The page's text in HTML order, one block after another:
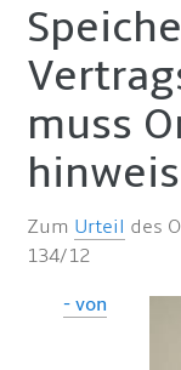
muss
Zum Urteil des
134/12
- von